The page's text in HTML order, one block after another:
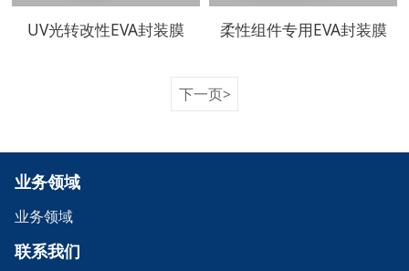
UV光转改性EVA封装膜 柔性组件专用EVA封装膜
下一页>
业务领域
业务领域
联系我们